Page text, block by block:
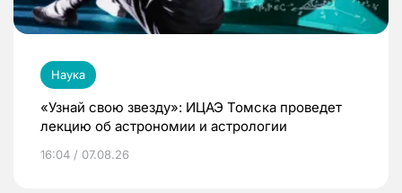
Наука
«Узнай свою звезду»: ИЦАЭ Томска проведет
лекцию об астрономии и астрологии
16:04 / 07.08.26